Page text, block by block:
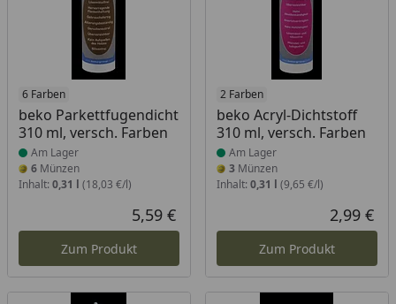
6 Farben
beko Parkettfugendicht
310 ml, versch. Farben
Produkt am Lager
Am Lager
6 Münzen
Inhalt: 0,31 l (18,03 €/l)
Aktueller Preis
5,59 €
Zum Produkt
2 Farben
beko Acryl-Dichtstoff
310 ml, versch. Farben
Produkt am Lager
Am Lager
3Münzen
Inhalt: 0,31 l (9,65 €/l)
2,99 €
Zum Produkt